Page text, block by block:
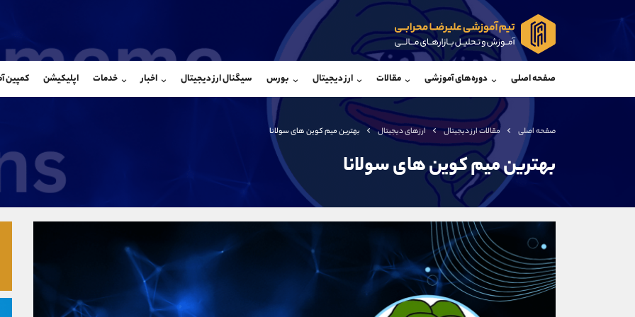
صفحه اصلی دوره‌های آموزشی مقالات ارز دیجیتال بورس سیگنال ارز دیجیتال اخبار خدمات اپلیکیشن کمپین
صفحه اصلی مقالات ارز دیجیتال ارزهای دیجیتال بهترین میم کوین های سولانا
بهترین میم کوین های سولانا
شروع گفتگو
تلگرام @Armteam_admin_por
داخلی 107
واتساپ
@Armteam_admin_103
اطلاعات تماس (دفتر فروش)
تلفن
بدون پیش شماره
اینستاگرام
کانال تلگرام
کانال بله